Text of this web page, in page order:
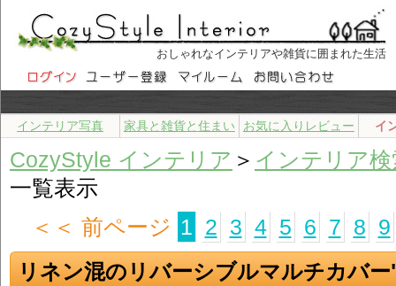
おしゃれなインテリアや雑貨に囲まれた生活
インテリア写真 家具と雑貨と住まい お気に入りレビュー イ
CozyStyle インテリア ＞ インテリア検
一覧表示
＜＜ 前ページ 1 2 3 4 5 6 7 8 9
リネン混のリバーシブルマルチカバ